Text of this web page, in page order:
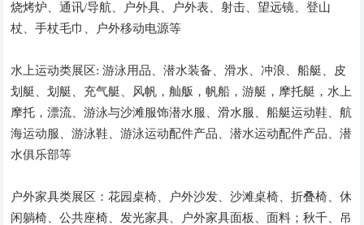
烧烤炉、通讯/导航、户外具、户外表、射击、望远镜、登山
杖、手杖毛巾、户外移动电源等
水上运动类展区: 游泳用品、潜水装备、滑水、冲浪、船艇、皮
划艇、划艇、充气艇、风帆，舢舨，帆船，游艇，摩托艇，水上
摩托，漂流、游泳与沙滩服饰潜水服、滑水服、船艇运动鞋、航
海运动服、游泳鞋、游泳运动配件产品、潜水运动配件产品、潜
水俱乐部等
户外家具类展区：花园桌椅、户外沙发、沙滩桌椅、折叠椅、休
闲躺椅、公共座椅、发光家具、户外家具面板、面料；秋千、吊